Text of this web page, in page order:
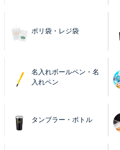
ポリ袋・レジ袋
名入れボールペン・名
入れペン
タンブラー・ボトル